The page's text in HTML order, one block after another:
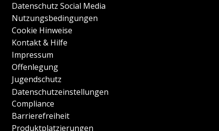
Datenschutz Social Media
Nutzungsbedingungen
Cookie Hinweise
Kontakt & Hilfe
Impressum
Offenlegung
Jugendschutz
Datenschutzeinstellungen
Compliance
Barrierefreiheit
Produktplatzierungen